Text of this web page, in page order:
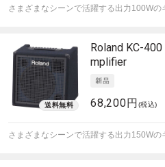
さまざまなシーンで活躍する出力100Wの
Roland KC-
mplifier
68,200円 (税込)
さまざまなシーンで活躍する出力150Wの